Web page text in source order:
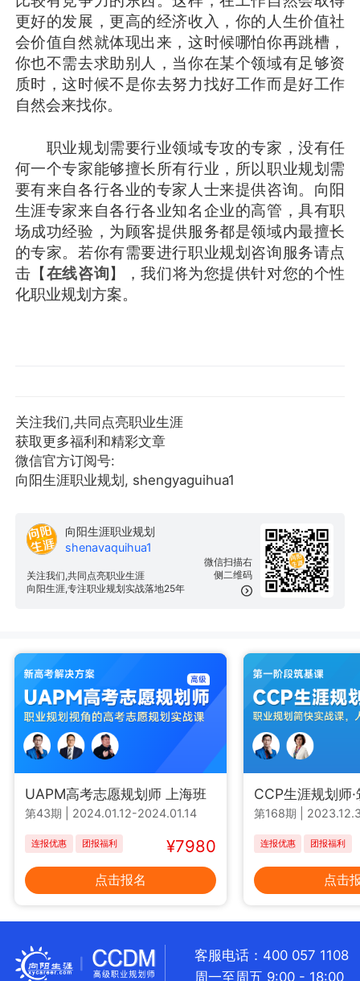
更好的发展，更高的经济收入，你的人生价值社
会价值自然就体现出来，这时候哪怕你再跳槽，
你也不需去求助别人，当你在某个领域有足够资
质时，这时候不是你去努力找好工作而是好工作
自然会来找你。
职业规划需要行业领域专攻的专家，没有任
何一个专家能够擅长所有行业，所以职业规划需
要有来自各行各业的专家人士来提供咨询。向阳
生涯专家来自各行各业知名企业的高管，具有职
场成功经验，为顾客提供服务都是领域内最擅长
的专家。若你有需要进行职业规划咨询服务请点
击【在线咨询】，我们将为您提供针对您的个性
化职业规划方案。
关注我们,共同点亮职业生涯
获取更多福利和精彩文章
微信官方订阅号:
向阳生涯职业规划, shengyaguihua1
微信扫描右
侧二维码
向阳生涯职业规划
shenavaquihua1
关注我们,共同点亮职业生涯
向阳生涯,专注职业规划实战落地25年
UAPM高考志愿规划师 上海班
第43期 2024.01.12-2024.01.14
连报优惠 团报福利 ¥7980
点击报名
CCP生涯规划师
第168期
连报优惠 团报福利
点击
客服电话：400 057 1108
周一至周五 9:00 - 18:00